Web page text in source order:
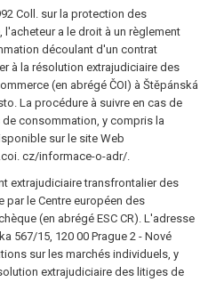
Coll. sur la protection des
a le droit à un règlement
découlant d'un contrat
à la résolution extrajudiciaire des
(en abrégé ČOI) à Štěpánská
La procédure à suivre en cas de
consommation, y compris la
sur le site Web
cz/informace-o-adr/.
extrajudiciaire transfrontalier des
le Centre européen des
(en abrégé ESC CR). L'adresse
567/15, 120 00 Prague 2 - Nové
sur les marchés individuels, y
extrajudiciaire des litiges de